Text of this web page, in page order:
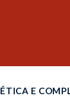
ÉTICA E